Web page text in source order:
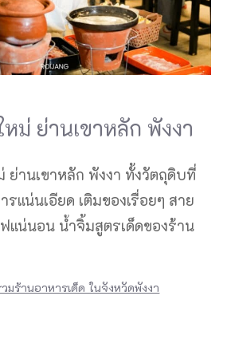
หม่ ย่านเขาหลัก พังงา
ย่านเขาหลัก พังงา ทั้งวัตถุดิบที่
แน่นเอียด เติมของเรื่อยๆ สาย
ฟแน่นอน น้ำจิ้มสูตรเด็ดของร้าน
วมร้านอาหารเด็ด ในจังหวัดพังงา